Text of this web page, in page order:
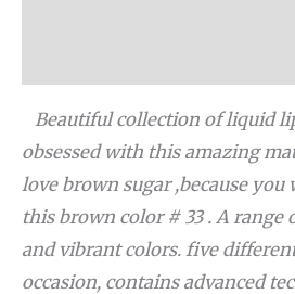
Beautiful collection of liquid
obsessed with this amazing
love brown sugar ,because
this brown color # 33 . A range
and vibrant colors. five
occasion, contains advanced